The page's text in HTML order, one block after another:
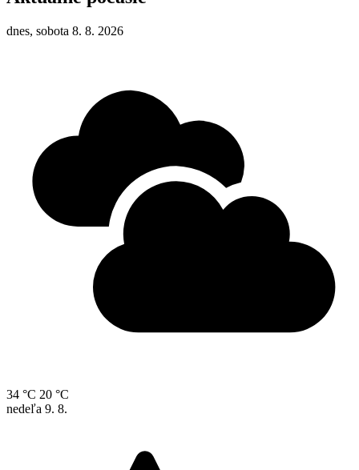
dnes, sobota 8. 8. 2026
34 °C 20 °C
nedeľa 9. 8.